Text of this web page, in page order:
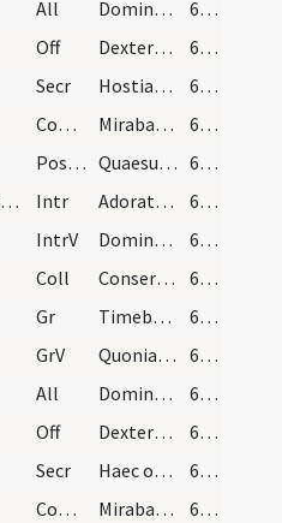
All Dominus regnavit exsultet terra
61 (20r)
Off Dextera Domini fecit virtutem
61 (20r)
Secr Hostias tibi Domine placationis offerimus
61 (20r)
Comm Mirabantur omnes
61 (20r)
Postcomm Quaesumus omnipotens Deus ut illius salutaris capiamus
61 (20r)
Dominica v post octavam Epiphaniae. Officium Ador… Intr Adorate Dominum
61 (20r)
IntrV Dominus regnavit exsultet terra
61 (20r)
Coll Conserva populum tuum Deus et tuo nomini
61 (20r)
Gr Timebunt gentes
61 (20r)
GrV Quoniam aedificavit Dominus Sion
61 (20r)
All Dominus regnavit exsultet terra
61 (20r)
Off Dextera Domini fecit virtutem
61 (20r)
Secr Haec oblatio nos Deus mundet quaesumus et renovet
61 (20r)
Comm Mirabantur omnes
61 (20r)